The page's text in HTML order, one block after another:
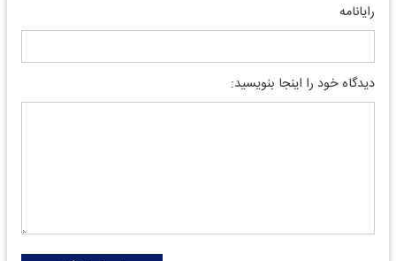
رایانامه
دیدگاه خود را اینجا بنویسید: